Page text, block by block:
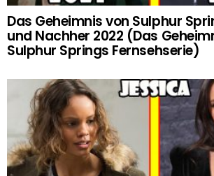
Das Geheimnis von Sulphur
und Nachher 2022 (Das
Sulphur Springs Fernsehserie)